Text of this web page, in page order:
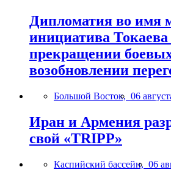
Дипломатия во имя
инициатива Токаева
прекращении
возобновлении
Большой Восток, 06
Иран и Армения
свой «TRIPP»
Каспийский бассейн, 06